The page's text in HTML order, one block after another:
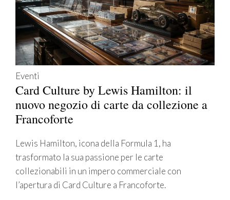
Eventi
Card Culture by Lewis Hamilton: il
nuovo negozio di carte da collezione a
Francoforte
Lewis Hamilton, icona della Formula 1, ha
trasformato la sua passione per le carte
collezionabili in un impero commerciale con
l’apertura di Card Culture a Francoforte.